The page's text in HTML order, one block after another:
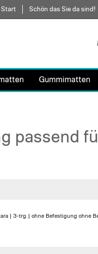
Start Schön das Sie da sind!
Gummimatten
passend
| 3-trg. | ohne Befestigung ohne